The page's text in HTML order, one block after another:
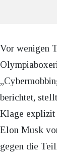
Vor wenigen
berichtet,
Klage explizit
Elon Musk
gegen die